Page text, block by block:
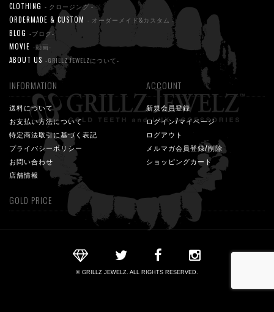
CLOTHING - クロージング -
ORDERMADE & CUSTOM - オーダーメイド&カスタム -
BLOG -ブログ-
MOVIE -動画-
ABOUT US -GRILLZ JEWELZについて-
INFORMATION
送料について
お支払い方法について
特定商法取引に基づく表記
プライバシーポリシー
お問い合わせ
店舗情報
ACCOUNT
新規会員登録
ログイン/マイページ
ログアウト
メルマガ会員登録/削除
ショッピングカート
GOLD PRICE
© GRILLZ JEWELZ. ALL RIGHTS RESERVED.